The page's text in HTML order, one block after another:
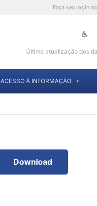
Faça seu login
Última atualização dos
ACESSO À INFORMAÇÃO
Download